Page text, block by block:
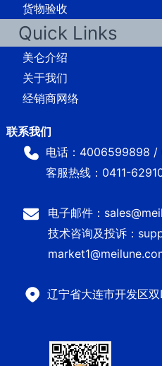
货物验收
Quick Links
美仑介绍
关于我们
经销商网络
电话：4006599898 /
客服热线：0411-
电子邮件：
技术咨询及投诉：
辽宁省大连市开发区